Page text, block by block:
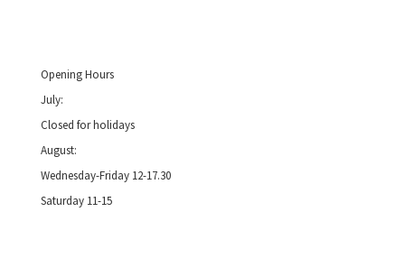
Opening Hours
July:
Closed for holidays
August:
Wednesday-Friday 12-17.30
Saturday 11-15